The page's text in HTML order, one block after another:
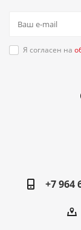
Я согласен на
+7 964